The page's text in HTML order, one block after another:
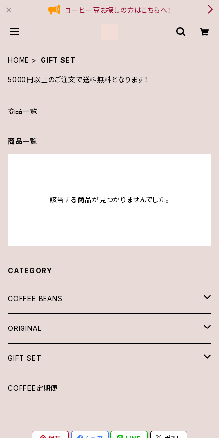
コーヒー豆お探しの方はこちらへ！
HOME GIFT SET
5000円以上のご注文で送料無料となります！
商品一覧
商品一覧
該当する商品が見つかりませんでした。
CATEGORY
COFFEE BEANS
SINGLE ORIGIN
100g
200g
BLEND
100g
ORIGINAL
DRIP BAG
GIFT SET
DRIP BAG
COFFEE定期便